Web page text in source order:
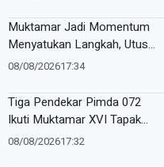
Umsida
Muktamar Jadi Momentum
Menyatukan Langkah, Utusan
Pimda 072 Probolinggo
Suci
08/08/202617:34
Tiga Pendekar Pimda 072
Ikuti Muktamar XVI Tapak
Suci di Semarang, Bawa
08/08/202617:32